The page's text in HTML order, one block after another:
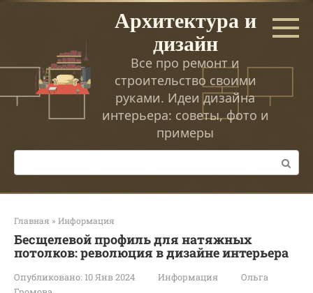
Перейти
Архитектура и
дизайн
Все про ремонт и
строительство своими
руками. Идеи дизайна
интерьера: советы, фото и
примеры
Поиск:
Главная » Информация
Бесщелевой профиль для натяжных
потолков: революция в дизайне интерьера
Опубликовано: 10 Янв 2024 Информация
Ольга